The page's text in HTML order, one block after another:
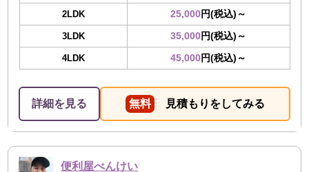
2LDK 25,000円(税込)～
3LDK 35,000円(税込)～
4LDK 45,000円(税込)～
詳細を見る 無料 見積もりをしてみる
便利屋べんけい